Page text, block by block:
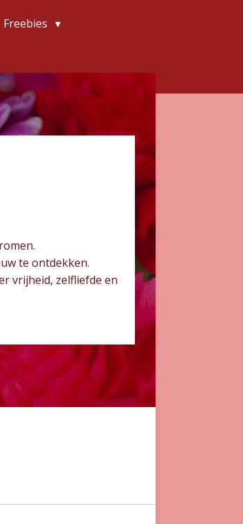
Freebies
te ontdekken.
vrijheid, zelfliefde en